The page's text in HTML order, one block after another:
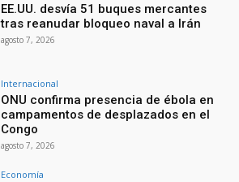
EE.UU. desvía 51 buques mercantes
tras reanudar bloqueo naval a Irán
agosto 7, 2026
Internacional
ONU confirma presencia de ébola en
campamentos de desplazados en el
Congo
agosto 7, 2026
Economía